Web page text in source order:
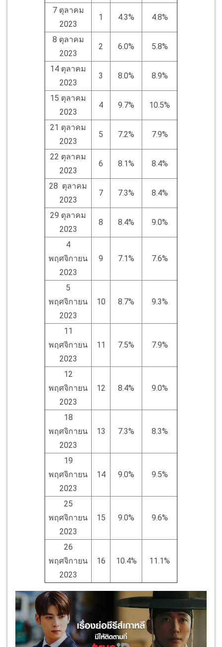
7 ตุลาคม
2023
1 4.3% 4.8%
8 ตุลาคม
2023
2 6.0% 5.8%
14 ตุลาคม
2023
3 8.0% 8.9%
15 ตุลาคม
2023
4 9.7% 10.5%
21 ตุลาคม
2023
5 7.2% 7.9%
22 ตุลาคม
2023
6 8.1% 8.4%
28 ตุลาคม
2023
7 7.3% 8.4%
29 ตุลาคม
2023
8 8.4% 9.0%
4
พฤศจิกายน
2023
9 7.1% 7.6%
5
พฤศจิกายน
2023
10 8.7% 9.3%
11
พฤศจิกายน
2023
11 7.5% 7.9%
12
พฤศจิกายน
2023
12 8.4% 9.0%
18
พฤศจิกายน
2023
13 7.3% 8.3%
19
พฤศจิกายน
2023
14 9.0% 9.5%
25
พฤศจิกายน
2023
15 9.0% 9.6%
26
พฤศจิกายน
2023
16 10.4% 11.1%